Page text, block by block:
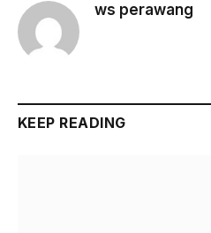
ws perawang
KEEP READING